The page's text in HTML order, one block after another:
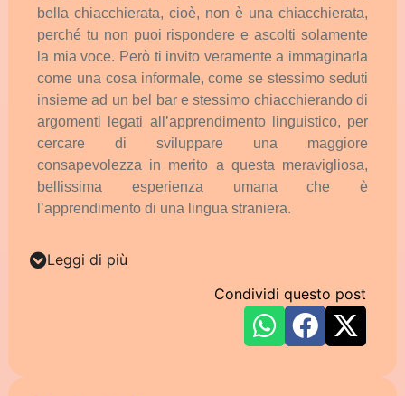
bella chiacchierata, cioè, non è una chiacchierata,
perché tu non puoi rispondere e ascolti solamente
la mia voce. Però ti invito veramente a immaginarla
come una cosa informale, come se stessimo seduti
insieme ad un bel bar e stessimo chiacchierando di
argomenti
legati all’apprendimento linguistico, per
cercare
di sviluppare una
maggiore
consapevolezza in merito a questa meravigliosa,
bellissima
esperienza umana che
è
l’apprendimento di una lingua straniera.
Leggi di più
Condividi questo post